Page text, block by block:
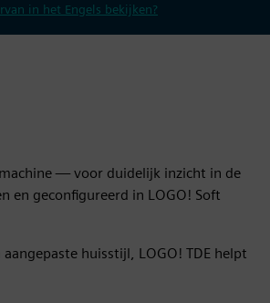
in het Engels bekijken?
— voor duidelijk inzicht in de
en geconfigureerd in LOGO! Soft
huisstijl, LOGO! TDE helpt